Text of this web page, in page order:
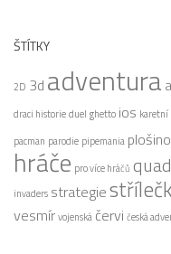
ŠTÍTKY
2D 3d adventura
draci historieduel ghetto ios karetní
pacman parodie pipemania
hráče pro více hráčů
invaders strategie
vesmírvojenská červi česká